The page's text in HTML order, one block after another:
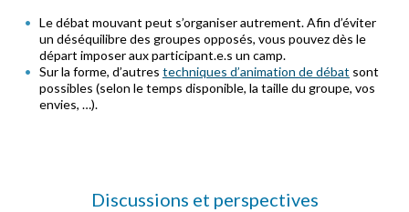
Le débat mouvant peut s’organiser autrement. Afin d’éviter
un déséquilibre des groupes opposés, vous pouvez dès le
départ imposer aux participant.e.s un camp.
Sur la forme, d’autres techniques d’animation de débat sont
possibles (selon le temps disponible, la taille du groupe, vos
envies, …).
Discussions et perspectives